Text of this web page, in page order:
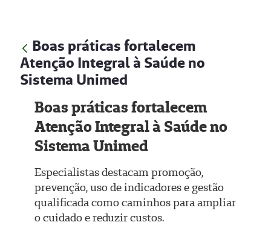
Boas práticas fortalecem
Atenção Integral à Saúde no
Sistema Unimed
Boas práticas fortalecem
Atenção Integral à Saúde no
Sistema Unimed
Especialistas destacam promoção,
prevenção, uso de indicadores e gestão
qualificada como caminhos para ampliar
o cuidado e reduzir custos.